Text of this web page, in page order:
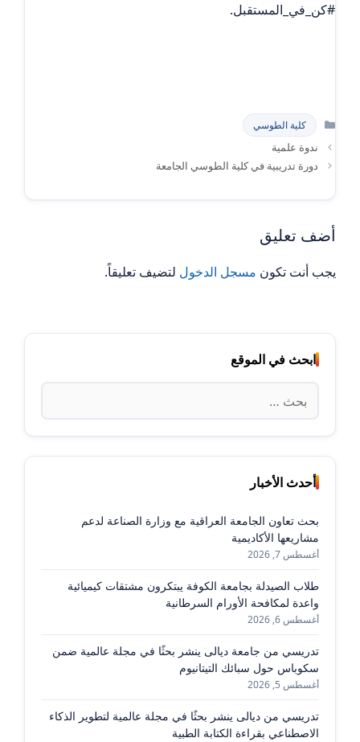
#كن_في_المستقبل.
التصنيفات
كلية الطوسي
ندوة علمية
دورة تدريبية في كلية الطوسي الجامعة
أضف تعليق
يجب أنت تكون مسجل الدخول لتضيف تعليقاً.
ابحث في الموقع
البحث
عن:
أحدث الأخبار
بحث تعاون الجامعة العراقية مع وزارة الصناعة لدعم
مشاريعها الأكاديمية
أغسطس 7, 2026
طلاب الصيدلة بجامعة الكوفة يبتكرون مشتقات كيميائية
واعدة لمكافحة الأورام السرطانية
أغسطس 6, 2026
تدريسي من جامعة ديالى ينشر بحثًا في مجلة عالمية ضمن
سكوباس حول سبائك التيتانيوم
أغسطس 5, 2026
تدريسي من ديالى ينشر بحثًا في مجلة عالمية لتطوير الذكاء
الاصطناعي بقراءة الكتابة الطبية